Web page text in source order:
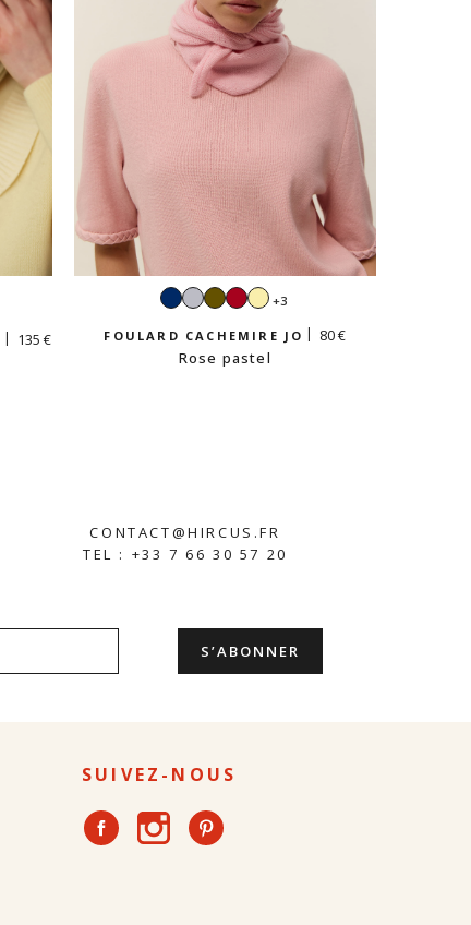
135 €
NavyGrisKakiRougeJaune
+3
FOULARD CACHEMIRE JO
80 €
Rose pastel
CONTACT@HIRCUS.FR
TEL : +33 7 66 30 57 20
SUIVEZ-NOUS
Facebook Instagram